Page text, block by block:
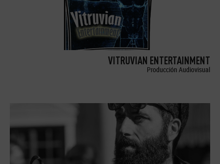
VITRUVIAN ENTERTAINMENT
Producción Audiovisual